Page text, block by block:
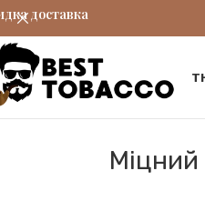
Міцний
доставка